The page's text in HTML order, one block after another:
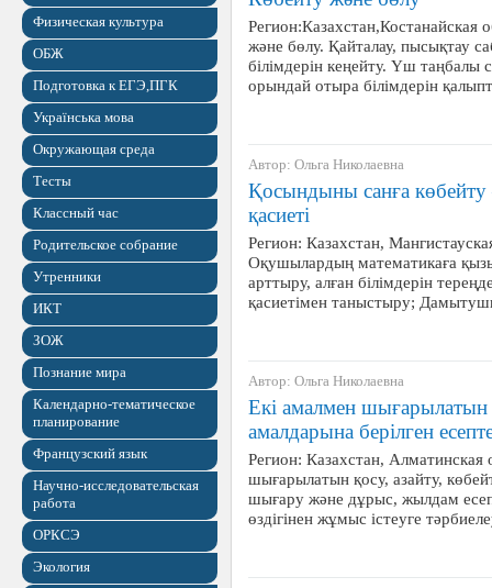
Физическая культура
ОБЖ
Подготовка к ЕГЭ,ПГК
Українська мова
Окружающая среда
Тесты
Классный час
Родительское собрание
Утренники
ИКТ
ЗОЖ
Познание мира
Календарно-тематическое
планирование
Французский язык
Научно-исследовательская
работа
ОРКСЭ
Экология
және бөлу. Қайталау, пысықтау
білімдерін кеңейту. Үш таңбалы
орындай отыра білімдерін
Автор: Ольга Николаевна
Қосындыны санға көбейту
қасиеті
Регион: Казахстан,
Оқушылардың математикаға
арттыру, алған білімдерін
қасиетімен таныстыру;
Автор: Ольга Николаевна
Екі амалмен шығарылатын
амалдарына берілген
Регион: Казахстан,
шығарылатын қосу, азайту,
шығару және дұрыс, жылдам
өздігінен жұмыс істеуге